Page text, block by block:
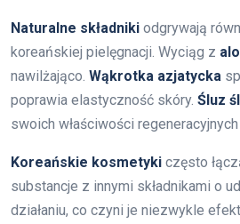
Naturalne składniki odgrywają
koreańskiej pielęgnacji. Wyciąg z
nawilżająco. Wąkrotka azjatycka
poprawia elastyczność skóry. Śluz
swoich właściwości
Koreańskie kosmetyki często
substancje z innymi składnikami o
działaniu, co czyni je niezwykle